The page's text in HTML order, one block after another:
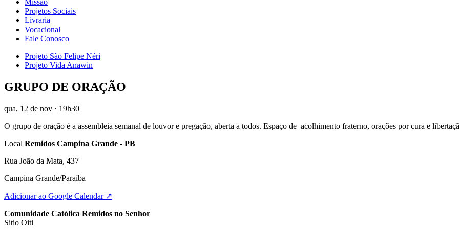
Missão
Projetos Sociais
Livraria
Vocacional
Fale Conosco
Projeto São Felipe Néri
Projeto Vida Anawin
GRUPO DE ORAÇÃO
qua, 12 de nov · 19h30
O grupo de oração é a assembleia semanal de louvor e pregação, aberta a todos. Espaço de acolhimento fraterno, orações por cura e
Local Remidos Campina Grande - PB
Rua João da Mata, 437
Campina Grande/Paraíba
Adicionar ao Google Calendar ↗
Comunidade Católica Remidos no Senhor
Sitio Oiti